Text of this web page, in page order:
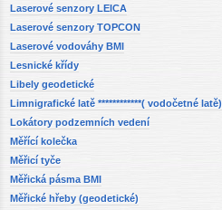
Laserové senzory LEICA
Laserové senzory TOPCON
Laserové vodováhy BMI
Lesnické křídy
Libely geodetické
Limnigrafické latě ************( vodočetné latě)
Lokátory podzemních vedení
Měřící kolečka
Měřicí tyče
Měřická pásma BMI
Měřické hřeby (geodetické)